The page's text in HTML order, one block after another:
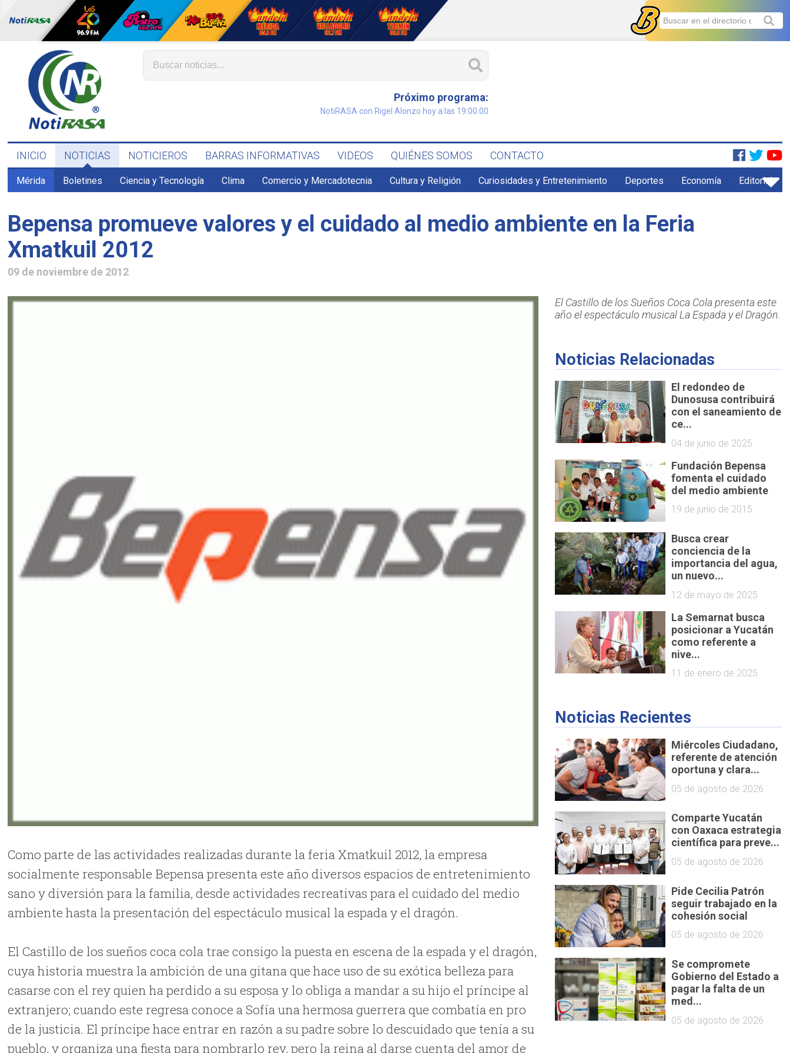
Próximo programa:
NotiRASA con Rigel Alonzo hoy a las 19:00:00
INICIO NOTICIAS NOTICIEROS BARRAS INFORMATIVAS VIDEOS QUIÉNES SOMOS CONTACTO
Mérida Boletines Ciencia y Tecnología Clima Comercio y Mercadotecnia Cultura y Religión Curiosidades y Entretenimiento Deportes Economía Editorial
Bepensa promueve valores y el cuidado al medio ambiente en la Feria
Xmatkuil 2012
09 de noviembre de 2012
Como parte de las actividades realizadas durante la feria Xmatkuil 2012, la empresa
socialmente responsable Bepensa presenta este año diversos espacios de entretenimiento
sano y diversión para la familia, desde actividades recreativas para el cuidado del medio
ambiente hasta la presentación del espectáculo musical la espada y el dragón.
El Castillo de los sueños coca cola trae consigo la puesta en escena de la espada y el dragón,
cuya historia muestra la ambición de una gitana que hace uso de su exótica belleza para
casarse con el rey quien ha perdido a su esposa y lo obliga a mandar a su hijo el príncipe al
extranjero; cuando este regresa conoce a Sofía una hermosa guerrera que combatía en pro
de la justicia. El príncipe hace entrar en razón a su padre sobre lo descuidado que tenía a su
pueblo, y organiza una fiesta para nombrarlo rey, pero la reina al darse cuenta del amor de
El Castillo de los Sueños Coca Cola presenta este
año el espectáculo musical La Espada y el Dragón.
Noticias Relacionadas
El redondeo de
Dunosusa contribuirá
con el saneamiento de
ce...
04 de junio de 2025
Fundación Bepensa
fomenta el cuidado
del medio ambiente
19 de junio de 2015
Busca crear
conciencia de la
importancia del agua,
un nuevo...
12 de mayo de 2025
La Semarnat busca
posicionar a Yucatán
como referente a
nive...
11 de enero de 2025
Noticias Recientes
Miércoles Ciudadano,
referente de atención
oportuna y clara...
05 de agosto de 2026
Comparte Yucatán
con Oaxaca estrategia
científica para preve...
05 de agosto de 2026
Pide Cecilia Patrón
seguir trabajado en la
cohesión social
05 de agosto de 2026
Se compromete
Gobierno del Estado a
pagar la falta de un
med...
05 de agosto de 2026